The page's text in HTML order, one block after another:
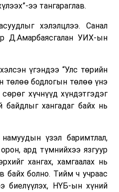
ээ тангараглав.
хэлэлцлээ. Санал
Д.Амарбаясгалан УИХ-ын
үгэндээ “Улс төрийн
төлөө бодлогын төлөө үнэ
хүчнүүд хүндэтгэдэг
хангадаг байх нь
үзэл баримтлал,
ард түмнийхээ язгуур
хангах, хамгаалах нь
байх болно. Тийм ч учраас
биелүүлэх, НҮБ-ын хүний